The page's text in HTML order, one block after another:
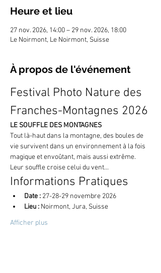
Heure et lieu
27 nov. 2026, 14:00 – 29 nov. 2026, 18:00
Le Noirmont, Le Noirmont, Suisse
À propos de l'événement
Festival Photo Nature des
Franches-Montagnes 2026
LE SOUFFLE DES MONTAGNES
Tout là-haut dans la montagne, des boules de
vie survivent dans un environnement à la fois
magique et envoûtant, mais aussi extrême.
Leur souffle croise celui du vent...
Informations Pratiques
Date : 27-28-29 novembre 2026
Lieu : Noirmont, Jura, Suisse
Afficher plus